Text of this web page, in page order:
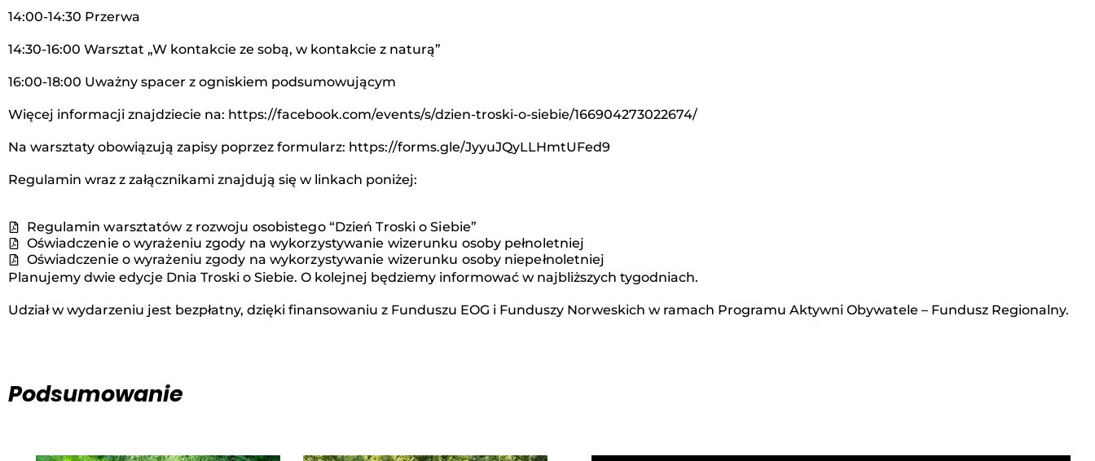
14:00-14:30 Przerwa
14:30-16:00 Warsztat „W kontakcie ze sobą, w kontakcie z naturą”
16:00-18:00 Uważny spacer z ogniskiem podsumowującym
Więcej informacji znajdziecie na: https://facebook.com/events/s/dzien-troski-o-siebie/166904273022674/
Na warsztaty obowiązują zapisy poprzez formularz: https://forms.gle/JyyuJQyLLHmtUFed9
Regulamin wraz z załącznikami znajdują się w linkach poniżej:
Regulamin warsztatów z rozwoju osobistego “Dzień Troski o Siebie”
Oświadczenie o wyrażeniu zgody na wykorzystywanie wizerunku osoby pełnoletniej
Oświadczenie o wyrażeniu zgody na wykorzystywanie wizerunku osoby niepełnoletniej
Planujemy dwie edycje Dnia Troski o Siebie. O kolejnej będziemy informować w najbliższych tygodniach.
Udział w wydarzeniu jest bezpłatny, dzięki finansowaniu z Funduszu EOG i Funduszy Norweskich w ramach Programu Aktywni Obywatele – Fundusz Regionalny.
Podsumowanie